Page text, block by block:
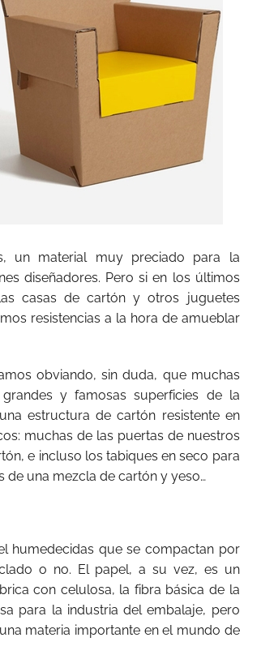
un material muy preciado para la
diseñadores. Pero si en los últimos
casas de cartón y otros juguetes
resistencias a la hora de amueblar
obviando, sin duda, que muchas
y famosas superficies de la
estructura de cartón resistente en
muchas de las puertas de nuestros
e incluso los tabiques en seco para
de una mezcla de cartón y yeso…
humedecidas que se compactan por
o no. El papel, a su vez, es un
con celulosa, la fibra básica de la
para la industria del embalaje, pero
materia importante en el mundo de